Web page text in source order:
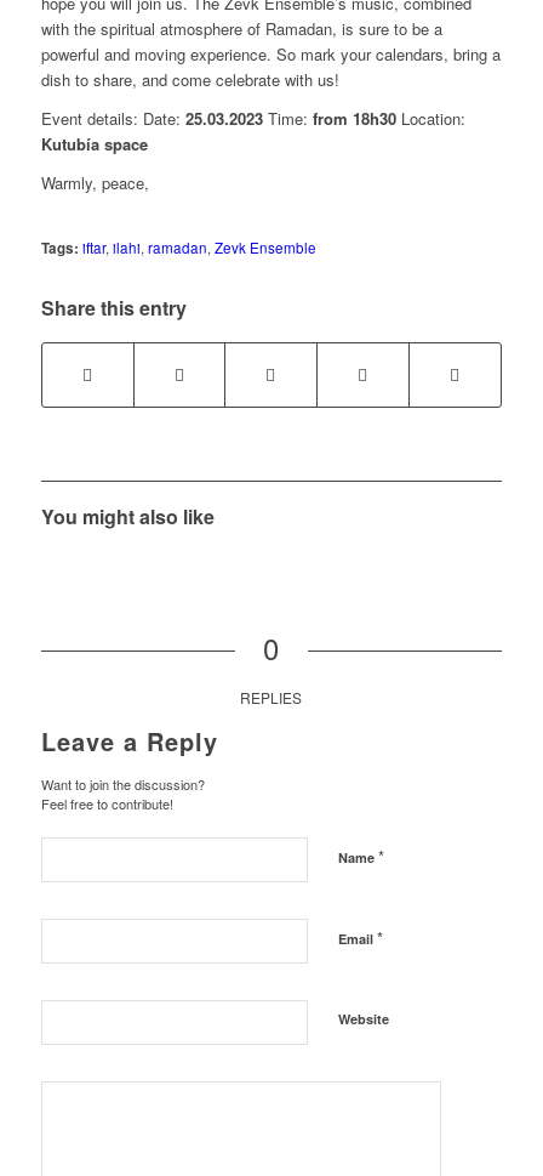
with the spiritual atmosphere of Ramadan, is sure to be a
powerful and moving experience. So mark your calendars, bring a
dish to share, and come celebrate with us!
Event details: Date: 25.03.2023Time: from 18h30Location:
Kutubía space
Warmly, peace,
Tags: iftar, ilahi, ramadan, Zevk Ensemble
Share this entry
You might also like
0
REPLIES
Leave a Reply
Want to join the discussion?
Feel free to contribute!
Name *
Email *
Website